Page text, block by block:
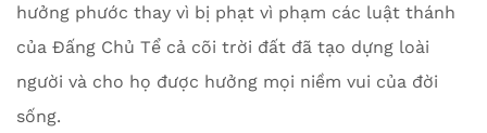
hưởng phước thay vì bị phạt vì phạm các luật thánh
của Đấng Chủ Tể cả cõi trời đất đã tạo dựng loài
người và cho họ được hưởng mọi niềm vui của đời
sống.